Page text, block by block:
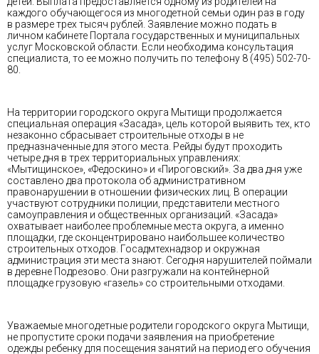
каждого обучающегося из многодетной семьи один раз в году
в размере трех тысяч рублей. Заявление можно подать в
личном кабинете Портала государственных и муниципальных
услуг Московской области. Если необходима консультация
специалиста, то ее можно получить по телефону 8 (495) 502-70-
80.
На территории городского округа Мытищи продолжается
специальная операция «Засада», цель которой выявить тех, кто
незаконно сбрасывает строительные отходы в не
предназначенные для этого места. Рейды будут проходить
четыре дня в трех территориальных управлениях:
«Мытищинское», «Федоскино» и «Пироговский». За два дня уже
составлено два протокола об административном
правонарушении в отношении физических лиц. В операции
участвуют сотрудники полиции, представители местного
самоуправления и общественных организаций. «Засада»
охватывает наиболее проблемные места округа, а именно
площадки, где сконцентрировано наибольшее количество
строительных отходов. Госадмтехнадзор и окружная
администрация эти места знают. Сегодня нарушителей поймали
в деревне Подрезово. Они разгружали на контейнерной
площадке грузовую «газель» со строительными отходами.
Уважаемые многодетные родители городского округа Мытищи,
не пропустите сроки подачи заявления на приобретение
одежды ребенку для посещения занятий на период его обучения